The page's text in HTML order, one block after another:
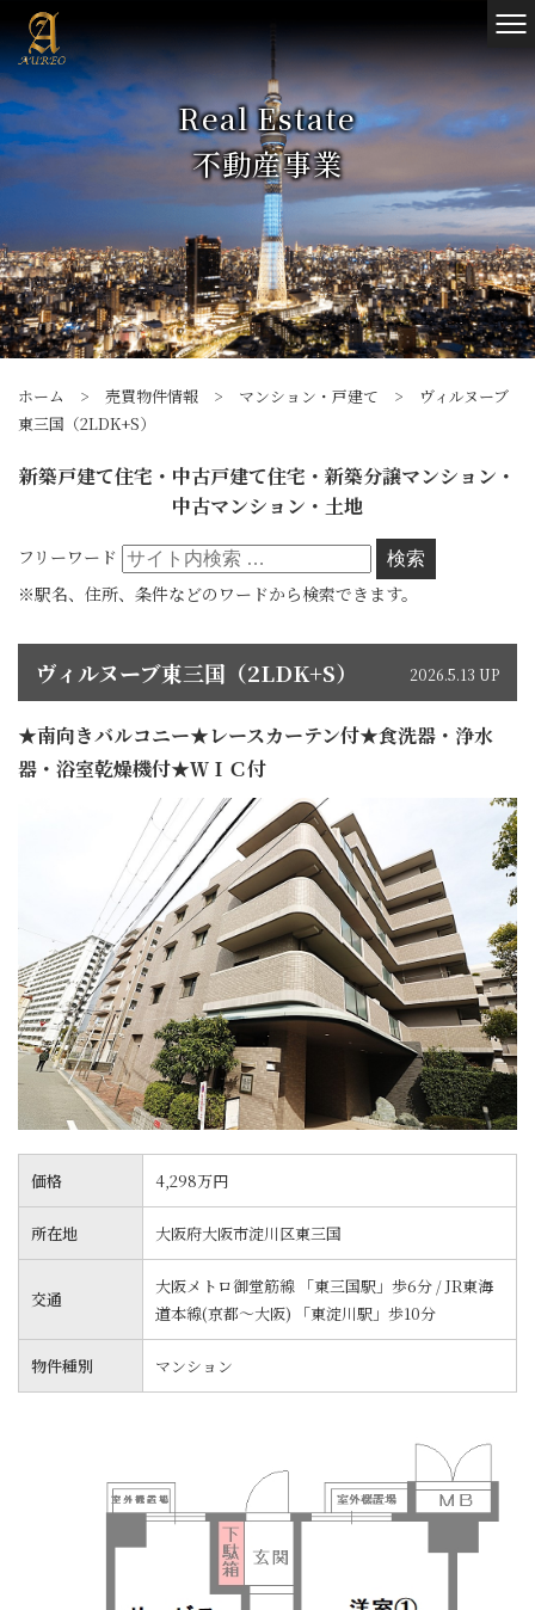
Real Estate
不動産事業
ホーム > 売買物件情報 > マンション・戸建て >
ヴィルヌーブ
東三国（2LDK+S）
新築戸建て住宅・中古戸建て住宅・新築分譲マンション・
中古マンション・土地
フリーワード
※駅名、住所、条件などのワードから検索できます。
ヴィルヌーブ東三国（2LDK+S） 2026.5.13 UP
★南向きバルコニー★レースカーテン付★食洗器・浄水
器・浴室乾燥機付★ＷＩＣ付
価格 4,298万円
所在地 大阪府大阪市淀川区東三国
交通
大阪メトロ御堂筋線 「東三国駅」歩6分 / JR東海
道本線(京都～大阪) 「東淀川駅」歩10分
物件種別 マンション